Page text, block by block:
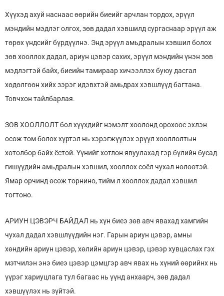
Хүүхэд ахуй наснаас өөрийн биеийг арчлан тордох, эрүүл
мэндийн мэдлэг олгох, зөв дадал хэвшилд сургаснаар эрүүл аж
төрөх үндсийг бүрдүүлнэ. Энд эрүүл амьдралын хэвшил болох
зөв хооллох дадал, ариун цэвэр сахих, эрүүл мэндийн үнэн зөв
мэдлэгтэй байх, биеийн тамираар хичээллэх буюу дасгал
хөдөлгөөн хийх зэрэг идэвхтэй амьдрах хэвшлүүд багтана.
Товчхон тайлбарлая.
ЗӨВ ХООЛЛОЛТ бол хүүхдийг нэмэлт хоолонд орохоос эхлэн
өсөж том болох хүртэл нь хэрэгжүүлэх эрүүл хооллолтын
хөтөлбөр байх ёстой. Үүнийг хөтлөн явуулахад гэр бүлийн бусад
гишүүдийн амьдралын хэвшил, хооллох соёл чухал нөлөөтэй.
Ямар орчинд өсөж торнино, тийм л хооллох дадал хэвшил
тогтоно.
АРИУН ЦЭВЭРЧ БАЙДАЛ нь хүн биеэ зөв авч явахад хамгийн
чухал дадал хэвшлүүдийн нэг. Гарын ариун цэвэр, амны
хөндийн ариун цэвэр, хөлийн ариун цэвэр, цэвэр хувцаслах гэх
мэтчилэн энэ биеэ цэвэр цэмцгэр авч явах нь хүний өөрийнх нь
үүрэг хариуцлага тул багаас нь үүнд анхаарч, зөв дадал
хэвшүүлэх нь зүйтэй.